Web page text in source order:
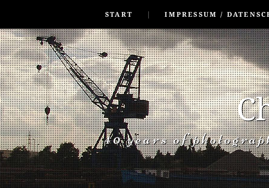
START
IMPRESSUM /
40 years of